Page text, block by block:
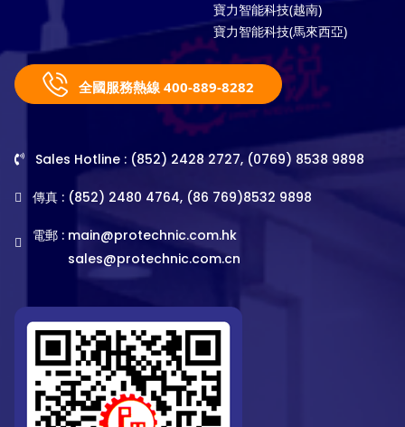
寶力智能科技(越南)
寶力智能科技(馬來西亞)
全國服務熱線 400-889-8282
Sales Hotline : (852) 2428 2727, (0769) 8538 9898
傳真 : (852) 2480 4764, (86 769)8532 9898
電郵 : main@protechnic.com.hk
sales@protechnic.com.cn